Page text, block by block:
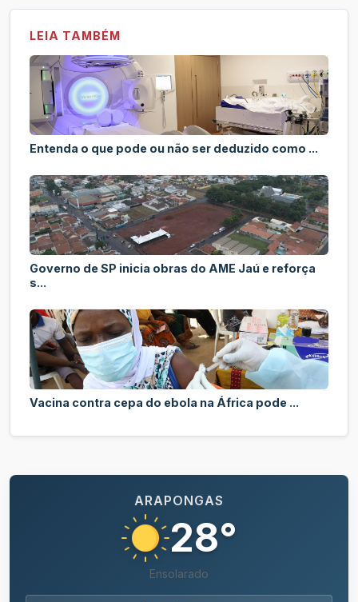
LEIA TAMBÉM
Entenda o que pode ou não ser deduzido como ...
Governo de SP inicia obras do AME Jaú e reforça
s...
Vacina contra cepa do ebola na África pode ...
ARAPONGAS
28°
Ensolarado